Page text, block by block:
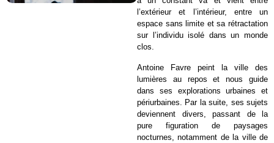
l’extérieur et l’intérieur, entre un
espace sans limite et sa rétractation
sur l’individu isolé dans un monde
clos.
Antoine Favre peint la ville des
lumières au repos et nous guide
dans ses explorations urbaines et
périurbaines. Par la suite, ses sujets
deviennent divers, passant de la
pure figuration de paysages
nocturnes, notamment de la ville de